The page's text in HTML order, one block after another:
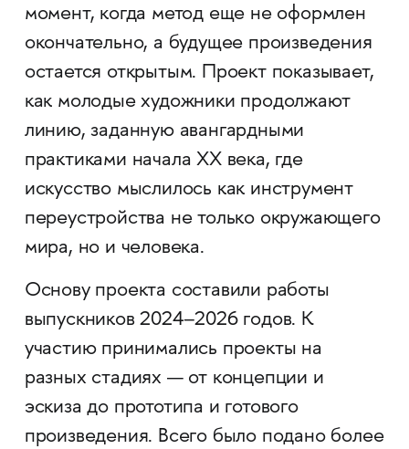
момент, когда метод еще не оформлен
окончательно, а будущее произведения
остается открытым. Проект показывает,
как молодые художники продолжают
линию, заданную авангардными
практиками начала XX века, где
искусство мыслилось как инструмент
переустройства не только окружающего
мира, но и человека.
Основу проекта составили работы
выпускников 2024–2026 годов. К
участию принимались проекты на
разных стадиях — от концепции и
эскиза до прототипа и готового
произведения. Всего было подано более